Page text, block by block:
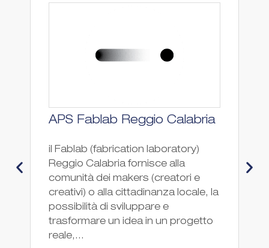
APS Fablab Reggio Calabria
il Fablab (fabrication laboratory)
Reggio Calabria fornisce alla
comunità dei makers (creatori e
creativi) o alla cittadinanza locale, la
possibilità di sviluppare e
trasformare un idea in un progetto
reale,...